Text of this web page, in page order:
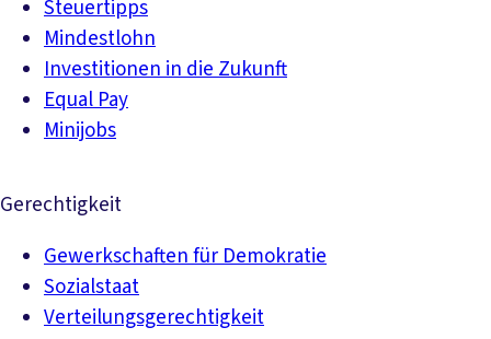
Steuertipps
Mindestlohn
Investitionen in die Zukunft
Equal Pay
Minijobs
Gerechtigkeit
Gewerkschaften für Demokratie
Sozialstaat
Verteilungsgerechtigkeit